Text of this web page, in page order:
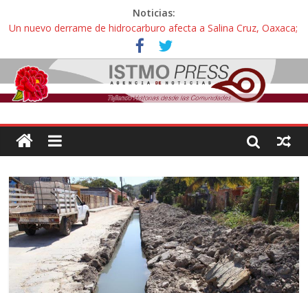
Noticias:
Un nuevo derrame de hidrocarburo afecta a Salina Cruz, Oaxaca;
ahora pescadores de Salinas del Marqués denuncian daños de
Pemex
Ángel, el joven autista expulsado por la Universidad Bienestar de
Ixtepec, Oaxaca vuelve a las aulas tras amparo
Familiares de periodista Alejandro Leyva se reúnen con titular de
intelectuales de su asesinato
Alertan pescadores de Juchitán, Oaxaca de nuevo despojo de su
Pescadores y comuneros ikoots detienen la extracción ilegal de
material pétreo de gravera Oyamel